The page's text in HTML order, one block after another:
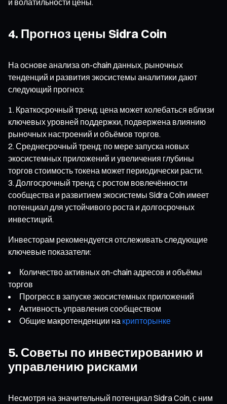
4. Прогноз цены Sidra Coin
На основе анализа on-chain данных, рыночных
тенденций и развития экосистемы аналитики дают
следующий прогноз:
Краткосрочный тренд: цена может колебаться вблизи
ключевых уровней поддержки, подвержена влиянию
рыночных настроений и объёмов торгов.
Среднесрочный тренд: по мере запуска новых
экосистемных приложений и увеличения глубины
торгов стоимость токена может периодически расти.
Долгосрочный тренд: с ростом вовлечённости
сообщества и развитием экосистемы Sidra Coin имеет
потенциал для устойчивого роста и долгосрочных
инвестиций.
Инвесторам рекомендуется отслеживать следующие
ключевые показатели:
Количество активных on-chain адресов и объёмы
торгов
Прогресс в запуске экосистемных приложений
Активность управления сообществом
Общие макротенденции на крипторынке
5. Советы по инвестированию и
управлению рисками
Несмотря на значительный потенциал Sidra Coin, с ним